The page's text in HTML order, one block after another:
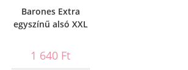
Barones Extra
egyszínű alsó XXL
1 640 Ft